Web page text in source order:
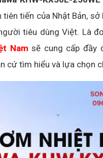
tiên tiến của Nhật Bản,
tiêu dùng Việt. Là
Nam sẽ cung cấp đầy
cứ tìm hiểu và lựa chọn